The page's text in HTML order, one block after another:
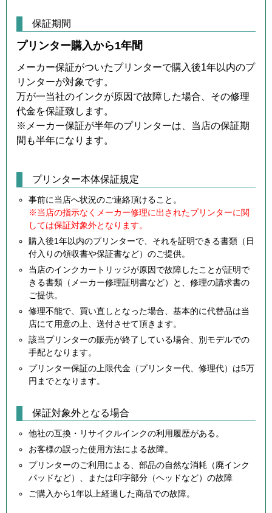
保証期間
プリンター購入から1年間
メーカー保証がついたプリンターで購入後1年以内のプ
リンターが対象です。
万が一当社のインクが原因で故障した場合、その修理
代金を保証致します。
※メーカー保証が半年のプリンターは、当店の保証期
間も半年になります。
プリンター本体保証規定
事前に当店へ状況のご連絡頂けること。
※当店の指示なくメーカー修理に出されたプリンターに関
しては保証対象外となります。
購入後1年以内のプリンターで、それを証明できる書類（日
付入りの領収書や保証書など）のご提供。
当店のインクカートリッジが原因で故障したことが証明で
きる書類（メーカー修理証明書など）と、修理の請求書の
ご提供。
修理不能で、買い直しとなった場合、基本的に代替品は当
店にて用意の上、送付させて頂きます。
該当プリンターの販売が終了している場合、別モデルでの
手配となります。
プリンター保証の上限代金（プリンター代、修理代）は5万
円までとなります。
保証対象外となる場合
他社の互換・リサイクルインクの利用履歴がある。
お客様の誤った使用方法による故障。
プリンターのご利用による、部品の自然な消耗（廃インク
パッドなど）、または印字部分（ヘッドなど）の故障
ご購入から1年以上経過した商品での故障。